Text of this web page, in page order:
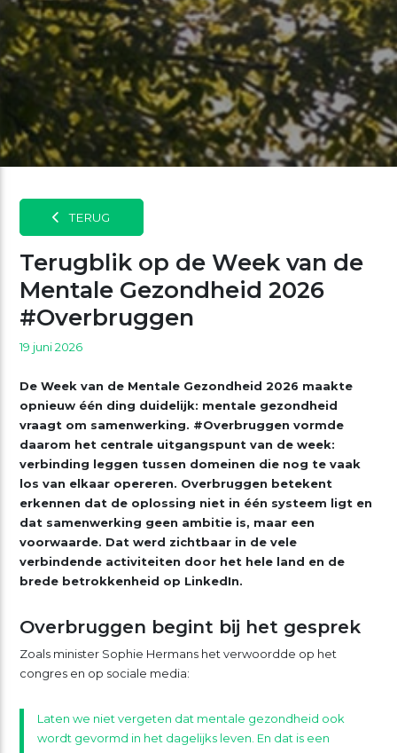
TERUG
Terugblik op de Week van de
Mentale Gezondheid 2026
#Overbruggen
19 juni 2026
De Week van de Mentale Gezondheid 2026 maakte
opnieuw één ding duidelijk: mentale gezondheid
vraagt om samenwerking. #Overbruggen vormde
daarom het centrale uitgangspunt van de week:
verbinding leggen tussen domeinen die nog te vaak
los van elkaar opereren. Overbruggen betekent
erkennen dat de oplossing niet in één systeem ligt en
dat samenwerking geen ambitie is, maar een
voorwaarde. Dat werd zichtbaar in de vele
verbindende activiteiten door het hele land en de
brede betrokkenheid op LinkedIn.
Overbruggen begint bij het gesprek
Zoals minister Sophie Hermans het verwoordde op het
congres en op sociale media:
Laten we niet vergeten dat mentale gezondheid ook
wordt gevormd in het dagelijks leven. En dat is een